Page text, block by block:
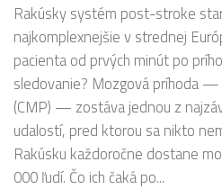
Rakúsky systém post-stroke
najkomplexnejšie v strednej
pacienta od prvých minút po
sledovanie? Mozgová príhoda
(CMP) — zostáva jednou z
udalostí, pred ktorou sa nikto
Rakúsku každoročne dostane
000 ľudí. Čo ich čaká po...